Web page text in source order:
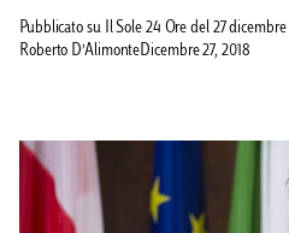
Pubblicato su Il Sole 24 Ore del 27 dicembre
Roberto D’AlimonteDicembre 27, 2018